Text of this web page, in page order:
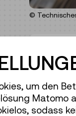
–
©
Unter
um den
Matomo
sodass